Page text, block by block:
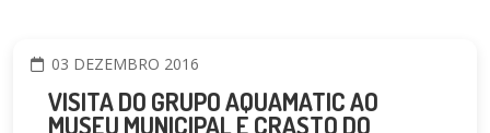
03 DEZEMBRO 2016
VISITA DO GRUPO AQUAMATIC AO
MUSEU MUNICIPAL E CRASTO DO